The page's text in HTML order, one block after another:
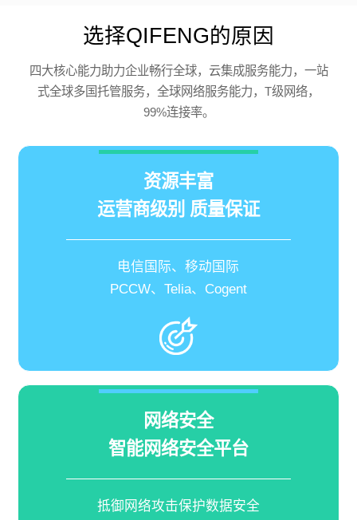
选择QIFENG的原因
四大核心能力助力企业畅行全球，云集成服务能力，一站
式全球多国托管服务，全球网络服务能力，T级网络，
99%连接率。
资源丰富
运营商级别 质量保证
电信国际、移动国际
PCCW、Telia、Cogent
网络安全
智能网络安全平台
抵御网络攻击保护数据安全